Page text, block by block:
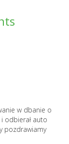
w dbanie o
odbierał auto
pozdrawiamy